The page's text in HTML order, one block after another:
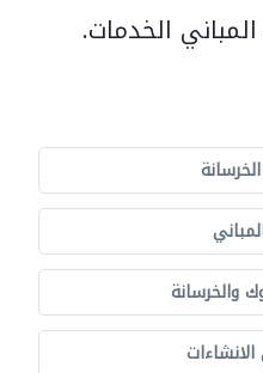
الخدمات.
والخرسانة